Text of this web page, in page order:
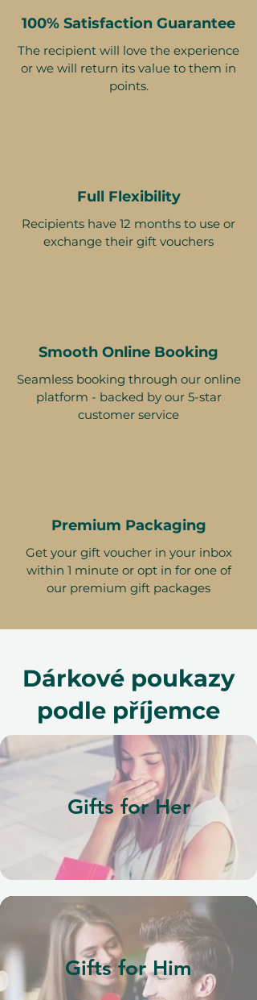
100% Satisfaction Guarantee
The recipient will love the experience
or we will return its value to them in
points.
Full Flexibility
Recipients have 12 months to use or
exchange their gift vouchers
Smooth Online Booking
Seamless booking through our online
platform - backed by our 5-star
customer service
Premium Packaging
Get your gift voucher in your inbox
within 1 minute or opt in for one of
our premium gift packages
Dárkové poukazy
podle příjemce
Gifts for Her
Gifts for Him